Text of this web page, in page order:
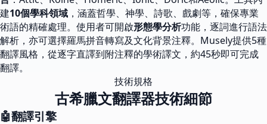
建10個學科領域 ，涵蓋哲學、神學、詩歌、戲劇等，確保專業
術語的精確處理。使用者可開啟形態學分析功能，逐詞進行語法
解析，亦可選擇羅馬拼音轉寫及文化背景注釋。Musely提供5種
翻譯風格，從逐字直譯到附注釋的學術譯文，約45秒即可完成
翻譯。
技術規格
古希臘文翻譯器技術細節
🤖翻譯引擎